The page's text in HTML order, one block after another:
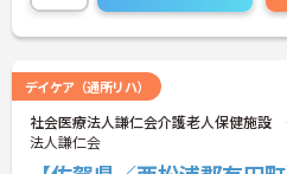
デイケア（通所リハ）
社会医療法人謙仁会介護老人保健施設
法人謙仁会